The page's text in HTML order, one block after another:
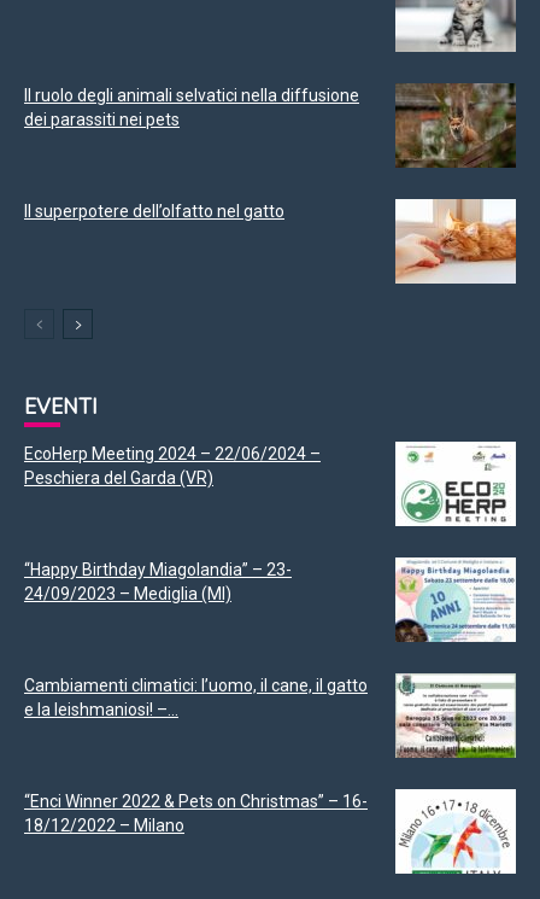
Il ruolo degli animali selvatici nella diffusione
dei parassiti nei pets
Il superpotere dell’olfatto nel gatto
EVENTI
EcoHerp Meeting 2024 – 22/06/2024 –
Peschiera del Garda (VR)
“Happy Birthday Miagolandia” – 23-
24/09/2023 – Mediglia (MI)
Cambiamenti climatici: l’uomo, il cane, il gatto
e la leishmaniosi! –...
“Enci Winner 2022 & Pets on Christmas” – 16-
18/12/2022 – Milano